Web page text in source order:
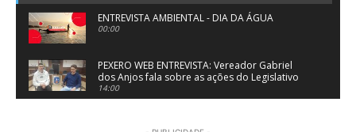
ENTREVISTA AMBIENTAL - DIA DA ÁGUA
00:00
PEXERO WEB ENTREVISTA: Vereador Gabriel
dos Anjos fala sobre as ações do Legislativo
de Navegantes
14:00